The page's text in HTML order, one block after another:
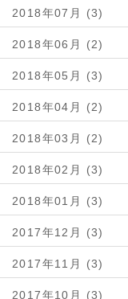
2018年07月 (3)
2018年06月 (2)
2018年05月 (3)
2018年04月 (2)
2018年03月 (2)
2018年02月 (3)
2018年01月 (3)
2017年12月 (3)
2017年11月 (3)
2017年10月 (3)